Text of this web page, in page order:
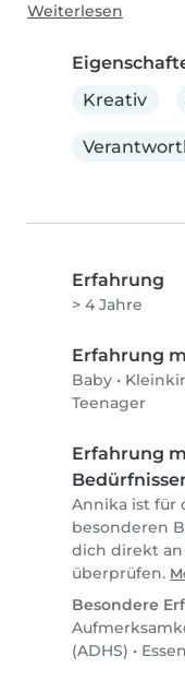
Weiterlesen
Kreativ
Erfahrung
> 4 Jahre
Erfahrung
Baby •
Teenager
Erfahrung
Annika ist für
besonderen
dich direkt
überprüfen.
Besondere
(ADHS) •